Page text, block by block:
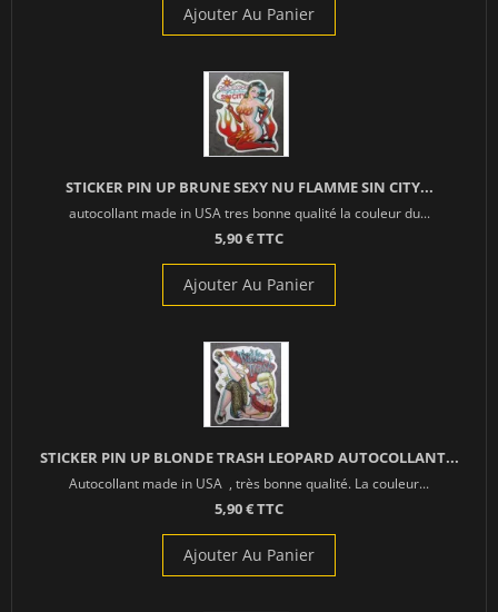
Ajouter Au Panier
STICKER PIN UP BRUNE SEXY NU FLAMME SIN CITY...
autocollant made in USA tres bonne qualité la couleur du...
5,90 € TTC
Ajouter Au Panier
STICKER PIN UP BLONDE TRASH LEOPARD AUTOCOLLANT...
Autocollant made in USA , très bonne qualité. La couleur...
5,90 € TTC
Ajouter Au Panier